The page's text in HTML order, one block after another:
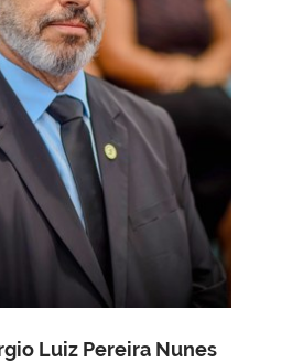
Luiz Pereira Nunes